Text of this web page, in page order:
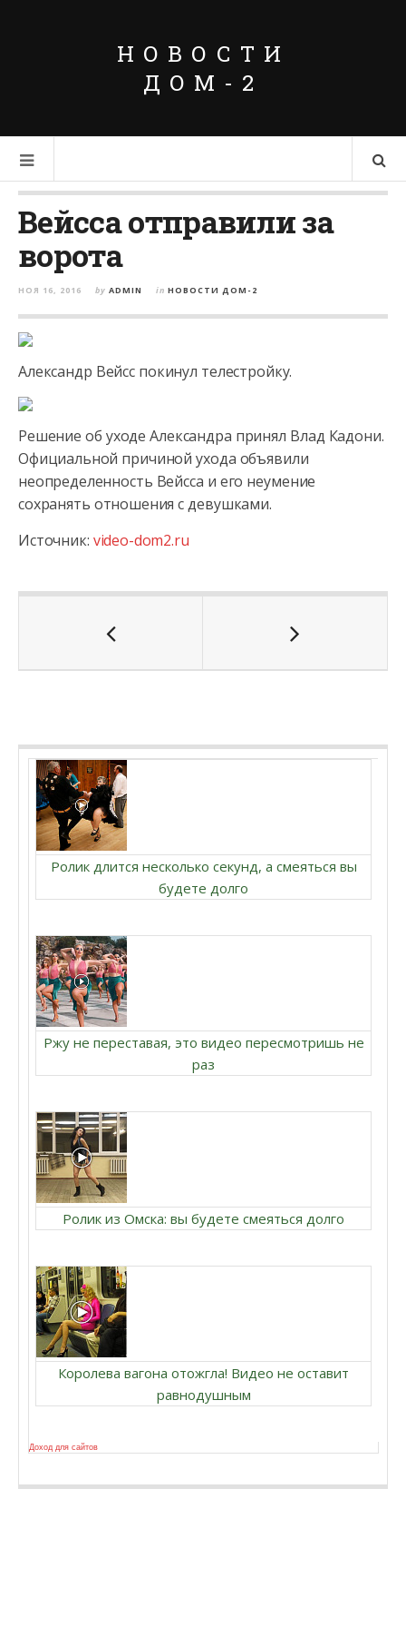
НОВОСТИ
ДОМ-2
Вейсса отправили за
ворота
НОЯ 16, 2016 by ADMIN in НОВОСТИ ДОМ-2
Александр Вейсс покинул телестройку.
Решение об уходе Александра принял Влад Кадони.
Официальной причиной ухода объявили
неопределенность Вейсса и его неумение
сохранять отношения с девушками.
Источник: video-dom2.ru
Ролик длится несколько секунд, а смеяться вы
будете долго
Ржу не переставая, это видео пересмотришь не
раз
Ролик из Омска: вы будете смеяться долго
Королева вагона отожгла! Видео не оставит
равнодушным
Доход для сайтов